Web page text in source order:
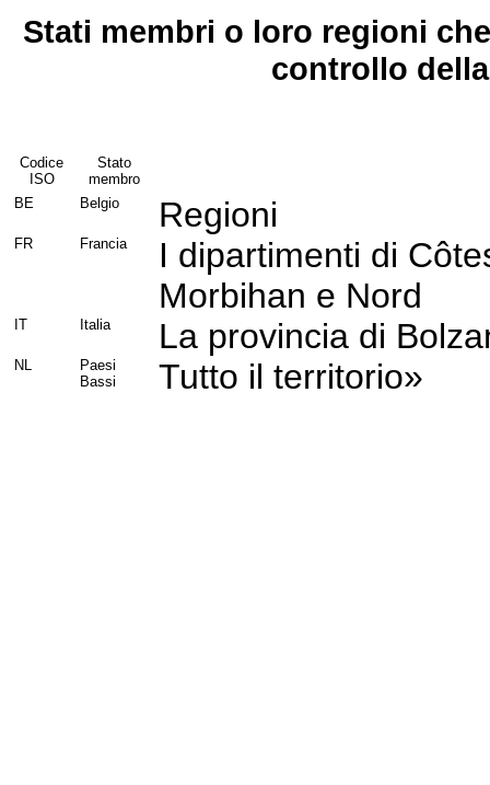
Stati membri o loro regioni
controllo
Codice
ISO
Stato
membro
BE
Belgio Regioni
FR Francia
I dipartimenti di
Morbihan e Nord
IT Italia La provincia di
NL
Paesi
Bassi
Tutto il territorio»